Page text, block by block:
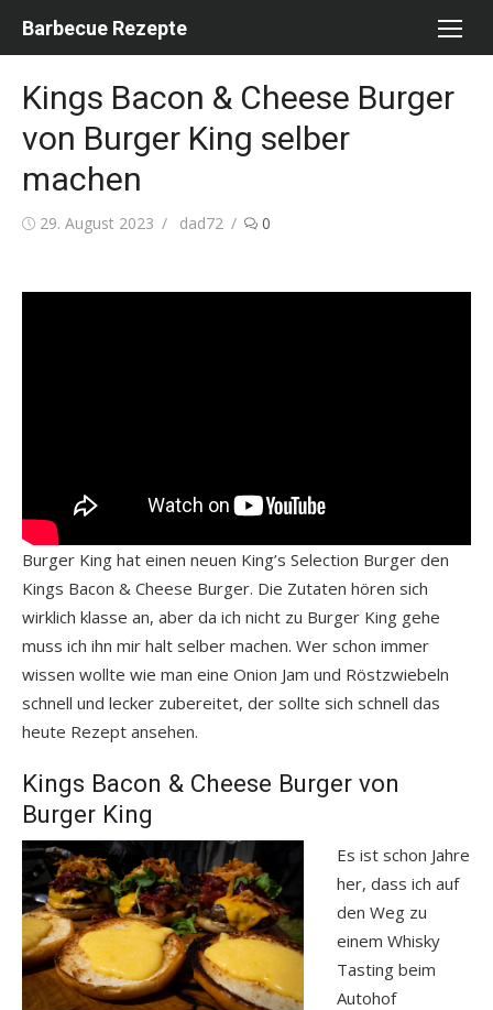
Barbecue Rezepte
Kings Bacon & Cheese Burger
von Burger King selber
machen
Posted
29. August 2023 Author
dad72 0
Burger King hat einen neuen King’s Selection Burger den
Kings Bacon & Cheese Burger. Die Zutaten hören sich
wirklich klasse an, aber da ich nicht zu Burger King gehe
muss ich ihn mir halt selber machen. Wer schon immer
wissen wollte wie man eine Onion Jam und Röstzwiebeln
schnell und lecker zubereitet, der sollte sich schnell das
heute Rezept ansehen.
Kings Bacon & Cheese Burger von
Burger King
Es ist schon Jahre
her, dass ich auf
den Weg zu
einem Whisky
Tasting beim
Autohof